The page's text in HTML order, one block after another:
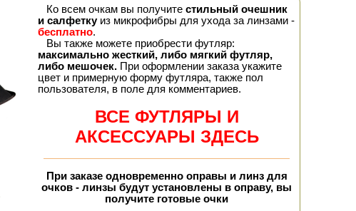
Ко всем очкам вы получите стильный очешник
и салфеткуиз микрофибры для ухода за линзами -
бесплатно.
Вы также можете приобрести футляр:
максимально жесткий, либо мягкий футляр,
либо мешочек. При оформлении заказа укажите
цвет и примерную форму футляра, также пол
пользователя, в поле для комментариев.
ВСЕ ФУТЛЯРЫ И
АКСЕССУАРЫ ЗДЕСЬ
При заказе одновременнооправы и линз для
очков - линзы будут установлены в оправу, вы
получите готовые очки